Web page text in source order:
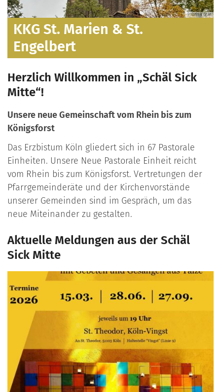
Gran
KKG Höhenberg & Vingst
Herzlich Willkommen in „Schäl Sick
Mitte“!
Unsere neue Gemeinschaft vom Rhein bis zum
Königsforst
Das Erzbistum Köln gliedert sich in 67 Pastorale
Einheiten. Unsere Neue Pastorale Einheit reicht
vom Rhein bis zum Königsforst. Vertretungen der
Pfarrgemeinderäte und der Kirchenvorstände
unserer Gemeinden sind im Gespräch, um das
neue Miteinander zu gestalten.
Aktuelle Meldungen aus der Schäl
Sick Mitte